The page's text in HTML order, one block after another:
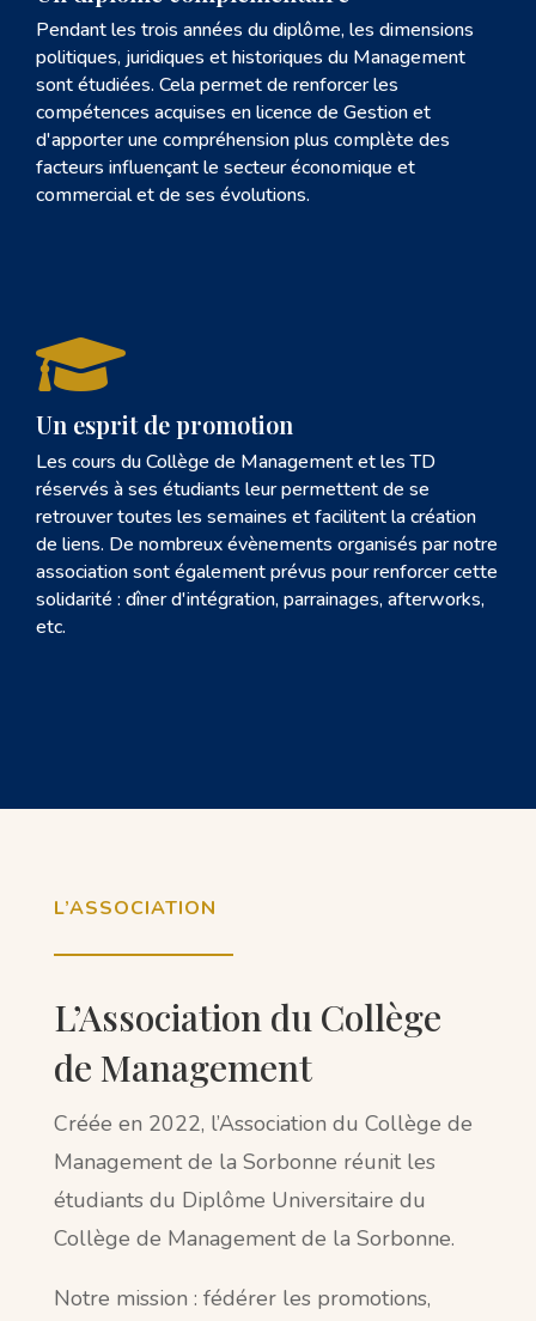
Pendant les trois années du diplôme, les dimensions
politiques, juridiques et historiques du Management
sont étudiées. Cela permet de renforcer les
compétences acquises en licence de Gestion et
d'apporter une compréhension plus complète des
facteurs influençant le secteur économique et
commercial et de ses évolutions.

Un esprit de promotion
Les cours du Collège de Management et les TD
réservés à ses étudiants leur permettent de se
retrouver toutes les semaines et facilitent la création
de liens. De nombreux évènements organisés par notre
association sont également prévus pour renforcer cette
solidarité : dîner d'intégration, parrainages, afterworks,
etc.
L’ASSOCIATION
L’Association du Collège
de Management
Créée en 2022, l’Association du Collège de
Management de la Sorbonne réunit les
étudiants du Diplôme Universitaire du
Collège de Management de la Sorbonne.
Notre mission : fédérer les promotions,